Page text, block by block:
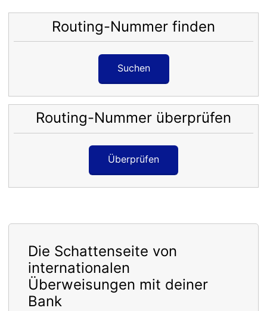
Routing-Nummer finden
Suchen
Routing-Nummer überprüfen
Überprüfen
Die Schattenseite von
internationalen
Überweisungen mit deiner
Bank